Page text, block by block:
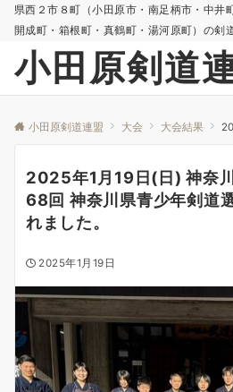
県西２市８町（小田原市・南足柄市・中井
開成町・箱根町・真鶴町・湯河原町）の剣
小田原剣道
小田原剣道連盟 大会 大会結果 2025
2025年1月19日(日) 神奈
68回 神奈川県青少年剣道
れました。
2025年1月19日